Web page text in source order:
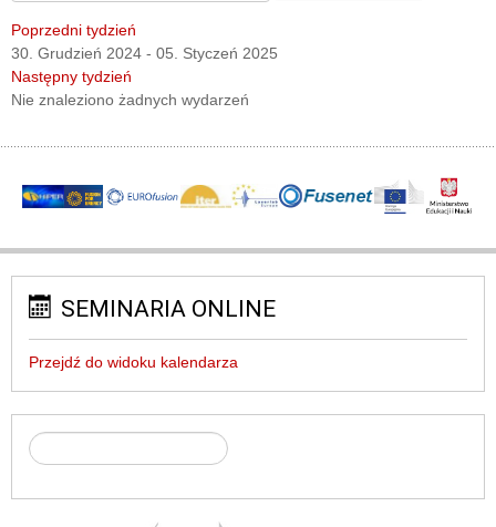
Poprzedni tydzień
30. Grudzień 2024 - 05. Styczeń 2025
Następny tydzień
Nie znaleziono żadnych wydarzeń
SEMINARIA ONLINE
Przejdź do widoku kalendarza